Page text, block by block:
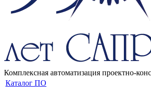
Комплексная автоматизация проектно-
Каталог ПО